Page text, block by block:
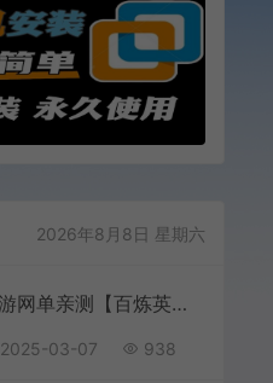
2026年8月8日 星期六
爱游网单亲测【百炼英雄】Q萌画风武侠修仙网页游戏 内置GM控制台 视频安装教学 虚拟机一键端
2025-03-07 938